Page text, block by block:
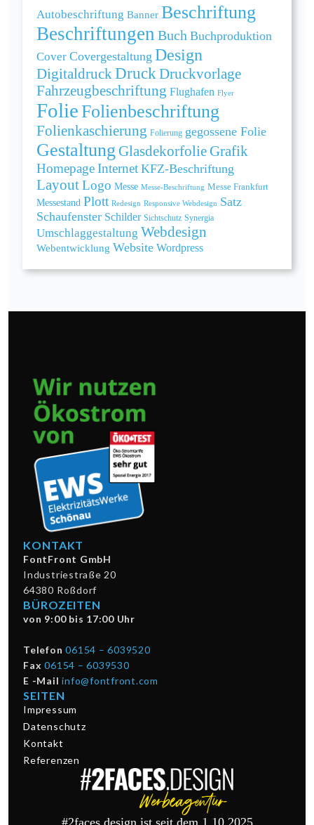
Autobeschriftung Banner Beschriftung
Beschriftungen Buch Buchproduktion
Cover Covergestaltung Design
Digitaldruck Druck Druckvorlage
Fahrzeugbeschriftung Flughafen Flyer
FolieFolienbeschriftung
Folienkaschierung Folierung gegossene Folie
Gestaltung Glasdekorfolie Grafik
HomepageInternet KFZ-Beschriftung
LayoutLogo Messe Messe-Beschriftung Messe Frankfurt
Messestand Plott Redesign Responsive Webdesign Satz
Schaufenster Schilder Sichtschutz Synergia
Umschlaggestaltung Webdesign
Webentwicklung Website Wordpress
KONTAKT
FontFront GmbH
Industriestraße 20
64380 Roßdorf
BÜROZEITEN
von 9:00 bis 17:00 Uhr
Telefon 06154 – 6039520
Fax 06154 – 6039530
E -Mail info@fontfront.com
SEITEN
Impressum
Datenschutz
Kontakt
Referenzen
#2faces.design ist seit dem 1.10.2025